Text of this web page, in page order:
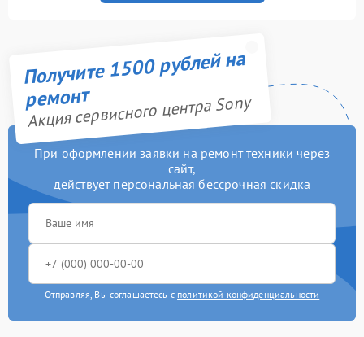
Получите 1500 рублей на
ремонт
Акция сервисного центра Sony
При оформлении заявки на ремонт техники через
сайт,
действует персональная бессрочная скидка
Отправляя, Вы соглашаетесь с политикой конфиденциальности